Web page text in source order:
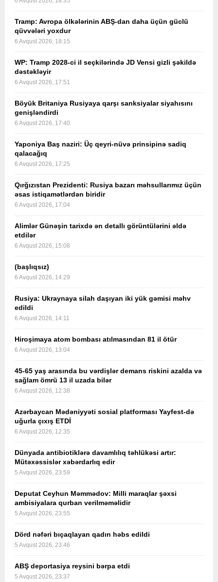
Tramp: Avropa ölkələrinin ABŞ-dan daha üçün güclü
qüvvələri yoxdur
6 Avqust 2026, 18:15
WP: Tramp 2028-ci il seçkilərində JD Vensi gizli şəkildə
dəstəkləyir
6 Avqust 2026, 17:51
Böyük Britaniya Rusiyaya qarşı sanksiyalar siyahısını
genişləndirdi
6 Avqust 2026, 17:40
Yaponiya Baş naziri: Üç qeyri-nüvə prinsipinə sadiq
qalacağıq
6 Avqust 2026, 17:25
Qırğızıstan Prezidenti: Rusiya bazarı məhsullarımız üçün
əsas istiqamətlərdən biridir
6 Avqust 2026, 17:04
Alimlər Günəşin tarixdə ən detallı görüntülərini əldə
etdilər
6 Avqust 2026, 15:08
(başlıqsız)
6 Avqust 2026, 14:29
Rusiya: Ukraynaya silah daşıyan iki yük gəmisi məhv
edildi
6 Avqust 2026, 14:11
Hiroşimaya atom bombası atılmasından 81 il ötür
6 Avqust 2026, 13:04
45-65 yaş arasında bu vərdişlər demans riskini azalda və
sağlam ömrü 13 il uzada bilər
6 Avqust 2026, 12:38
Azərbaycan Mədəniyyəti sosial platforması Yayfest-də
uğurla çıxış ETDİ
6 Avqust 2026, 12:35
Dünyada antibiotiklərə davamlılıq təhlükəsi artır:
Mütəxəssislər xəbərdarlıq edir
5 Avqust 2026, 23:59
Deputat Ceyhun Məmmədov: Milli maraqlar şəxsi
ambisiyalara qurban verilməməlidir
5 Avqust 2026, 23:55
Dörd nəfəri bıçaqlayan qadın həbs edildi
5 Avqust 2026, 23:46
ABŞ deportasiya reysini bərpa etdi
5 Avqust 2026, 23:37